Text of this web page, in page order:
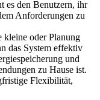
es den Benutzern, ihr
Anforderungen zu
kleine oder Planung
das System effektiv
und
zu Hause ist.
Flexibilität,